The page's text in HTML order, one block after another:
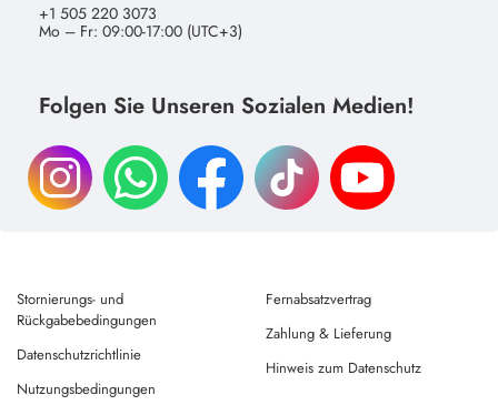
+1 505 220 3073
Mo – Fr: 09:00-17:00 (UTC+3)
Folgen Sie Unseren Sozialen Medien!
Stornierungs- und
Rückgabebedingungen
Datenschutzrichtlinie
Nutzungsbedingungen
Fernabsatzvertrag
Zahlung & Lieferung
Hinweis zum Datenschutz